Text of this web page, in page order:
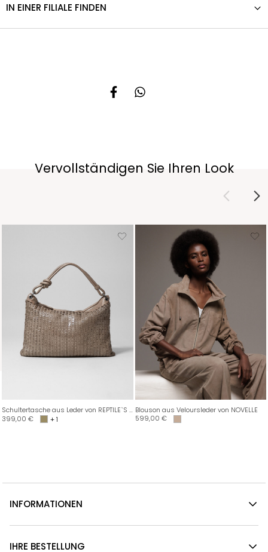
IN EINER FILIALE FINDEN
Vervollständigen Sie Ihren Look
Schultertasche aus Leder von REPTILE`S HOUSE
399,00 € + 1
Blouson aus Veloursleder von NOVELLE
599,00 €
INFORMATIONEN
IHRE BESTELLUNG